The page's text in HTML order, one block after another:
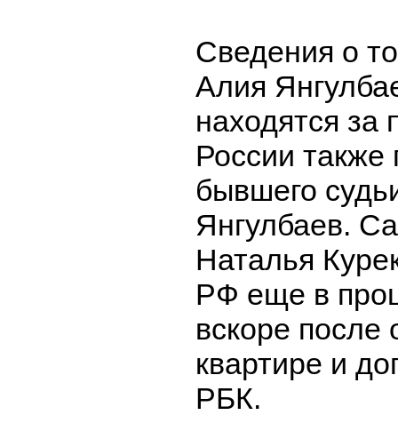
Сведения о
Алия
находятся за
России
бывшего
Янгулбаев.
Наталья
РФ еще в
вскоре после
квартире и
РБК.